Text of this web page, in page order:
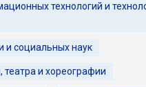
технологий и
и социальных наук
театра и хореографии